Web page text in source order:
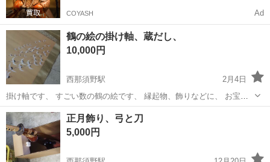
COYASH Ad
鶴の絵の掛け軸、蔵だし、
10,000円
西那須野駅
2月4日
掛け軸です、 すごい数の鶴の絵です、 縁起物、飾りなどに、 お宝か
もしれません、 画像でご確認ください、 質問されても知識がありませ
ん、
栃木 那須塩原市 西那須野駅
正月飾り、弓と刀
5,000円